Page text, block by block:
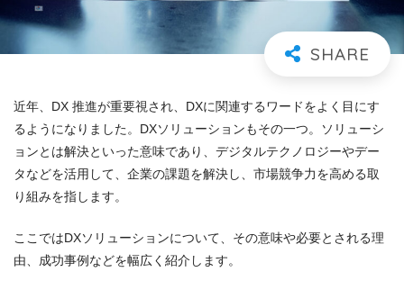
近年、DX 推進が重要視され、DXに関連するワードをよく目にす
るようになりました。DXソリューションもその一つ。ソリューシ
ョンとは解決といった意味であり、デジタルテクノロジーやデー
タなどを活用して、企業の課題を解決し、市場競争力を高める取
り組みを指します。
ここではDXソリューションについて、その意味や必要とされる理
由、成功事例などを幅広く紹介します。